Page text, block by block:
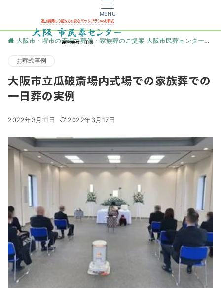
MENU
大阪市・堺市の斎場で葬儀・家族葬のご提案 大阪市民葬センター
お葬式事例
大阪市立瓜破斎場内式場での家族葬での
一日葬の実例
2022年3月11日 2022年3月17日